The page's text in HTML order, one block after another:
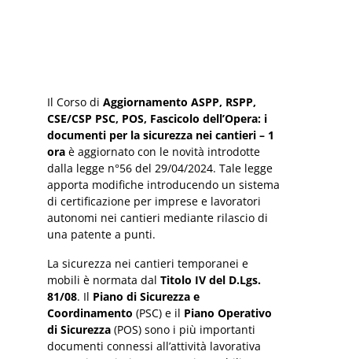
Il Corso di Aggiornamento ASPP, RSPP,
CSE/CSP PSC, POS, Fascicolo dell’Opera: i
documenti per la sicurezza nei cantieri – 1
ora è aggiornato con le novità introdotte
dalla legge n°56 del 29/04/2024. Tale legge
apporta modifiche introducendo un sistema
di certificazione per imprese e lavoratori
autonomi nei cantieri mediante rilascio di
una patente a punti.
La sicurezza nei cantieri temporanei e
mobili è normata dal Titolo IV del D.Lgs.
81/08. Il Piano di Sicurezza e
Coordinamento (PSC) e il Piano Operativo
di Sicurezza (POS) sono i più importanti
documenti connessi all’attività lavorativa